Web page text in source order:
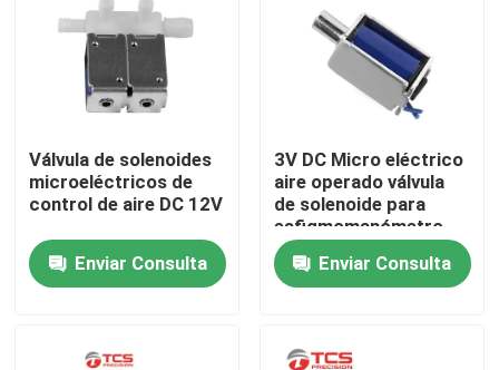
En casa.
Productos
Espectáculo VR
Válvula de solenoides
microeléctricos de
control de aire DC 12V
Enviar Consulta
3V DC Micro eléctrico
aire operado válvula
de solenoide para
esfigmomanómetro
Enviar Consulta